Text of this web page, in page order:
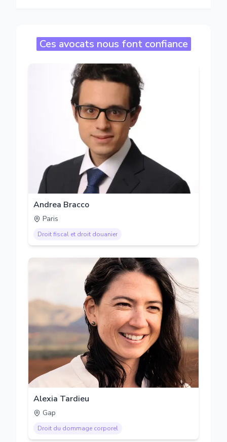
Ces avocats nous font confiance
Andrea Bracco
Paris
Droit fiscal et droit douanier
Alexia Tardieu
Gap
Droit du dommage corporel